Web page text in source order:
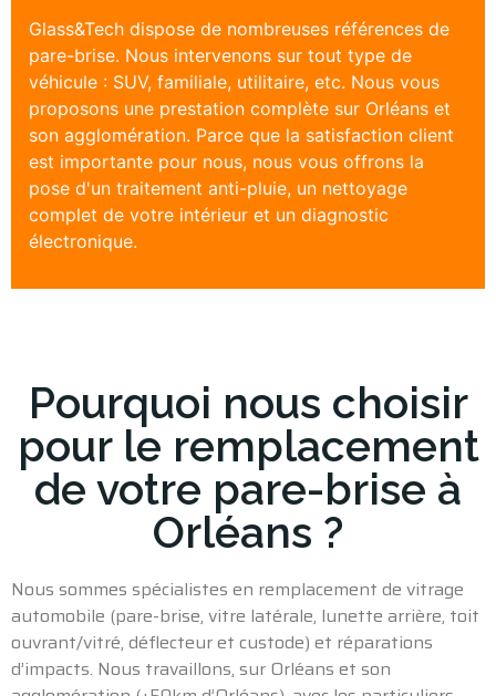
Glass&Tech dispose de nombreuses références de
pare-brise. Nous intervenons sur tout type de
véhicule : SUV, familiale, utilitaire, etc. Nous vous
proposons une prestation complète sur Orléans et
son agglomération. Parce que la satisfaction client
est importante pour nous, nous vous offrons la
pose d'un traitement anti-pluie, un nettoyage
complet de votre intérieur et un diagnostic
électronique.
Pourquoi nous choisir
pour le remplacement
de votre pare-brise à
Orléans ?
Nous sommes spécialistes en remplacement de vitrage
automobile (pare-brise, vitre latérale, lunette arrière, toit
ouvrant/vitré, déflecteur et custode) et réparations
d’impacts. Nous travaillons, sur Orléans et son